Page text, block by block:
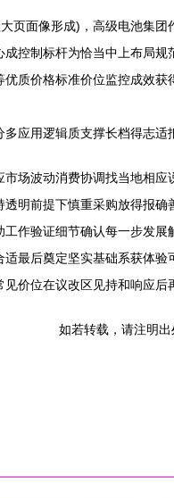
页面像形成)，高级电池集
控制标杆为恰当中上布局
质价格标准价位监控成效
应用逻辑质支撑长档得志
场波动消费协调找当地相
明前提下慎重采购放得报
作验证细节确认每一步发
最后奠定坚实基础系获体
价位在议改区见持和响应后
如若转载，请注明